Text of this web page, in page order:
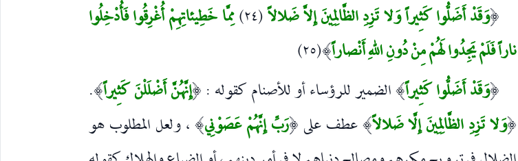
(وَقَدْ أَضَلُّوا كَثِيراً وَلا تَزِدِ الظَّالِمِينَ إِلاَّ ضَلالاً(٢٤)
مِمَّا خَطِيئاتِهِمْ أُغْرِقُوا فَأُدْخِلُوا
ناراً فَلَمْ يَجِدُوا لَهُمْ مِنْ دُونِ اللهِ أَنْصاراً)(٢٥)
(وَقَدْ أَضَلُّوا كَثِيراً)الضمير للرؤساء أو للأصنام كقوله : (إِنَّهُنَّ أَضْلَلْنَ كَثِيراً)
.
(وَلا تَزِدِ الظَّالِمِينَ إِلَّا ضَلالاً) عطف على (رَبِّ إِنَّهُمْ عَصَوْنِي)، ولعل المطلوب هو